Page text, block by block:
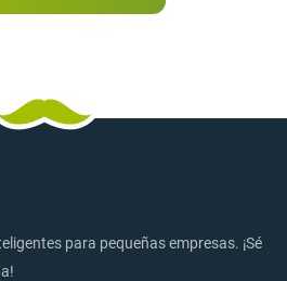
para pequeñas empresas. ¡Sé